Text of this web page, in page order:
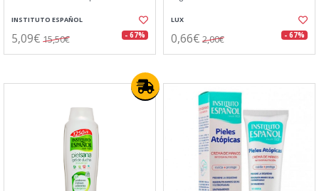
INSTITUTO ESPAÑOL
5,09€ 15,50€ - 67%
LUX
0,66€ 2,00€ - 67%